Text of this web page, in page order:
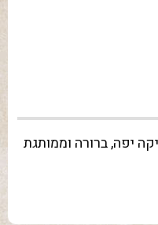
יפה, ברורה וממותגת